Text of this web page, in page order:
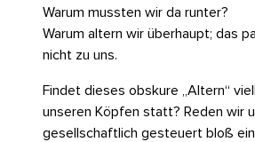
Warum mussten wir da runter?
Warum altern wir überhaupt; das
nicht zu uns.
Findet dieses obskure „Altern“
unseren Köpfen statt? Reden wir
gesellschaftlich gesteuert bloß